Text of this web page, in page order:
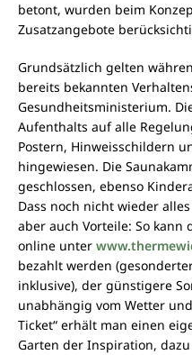
betont, wurden beim
Zusatzangebote
Grundsätzlich gelten
bereits bekannten
Gesundheitsministerium.
Aufenthalts auf alle
Postern, Hinweisschildern
hingewiesen. Die
geschlossen, ebenso
Dass noch nicht wieder
aber auch Vorteile: So kann
online unter
bezahlt werden
inklusive), der günstigere
unabhängig vom Wetter
Ticket“ erhält man einen
Garten der Inspiration,